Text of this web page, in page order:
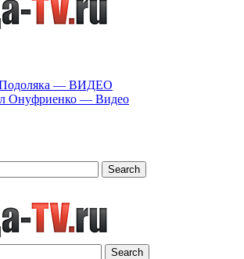
— ВИДЕО
Онуфриенко — Видео
Search
Search